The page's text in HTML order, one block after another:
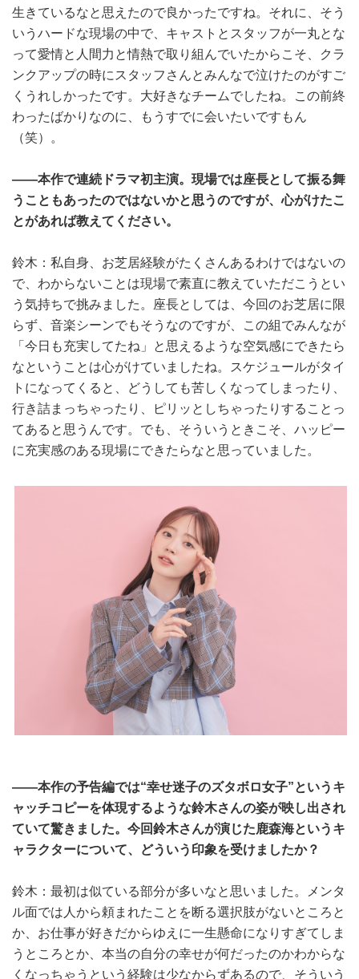
生きているなと思えたので良かったですね。それに、そう
いうハードな現場の中で、キャストとスタッフが一丸とな
って愛情と人間力と情熱で取り組んでいたからこそ、クラ
ンクアップの時にスタッフさんとみんなで泣けたのがすご
くうれしかったです。大好きなチームでしたね。この前終
わったばかりなのに、もうすでに会いたいですもん
（笑）。
――本作で連続ドラマ初主演。現場では座長として振る舞
うこともあったのではないかと思うのですが、心がけたこ
とがあれば教えてください。
鈴木：私自身、お芝居経験がたくさんあるわけではないの
で、わからないことは現場で素直に教えていただこうとい
う気持ちで挑みました。座長としては、今回のお芝居に限
らず、音楽シーンでもそうなのですが、この組でみんなが
「今日も充実してたね」と思えるような空気感にできたら
なということは心がけていましたね。スケジュールがタイ
トになってくると、どうしても苦しくなってしまったり、
行き詰まっちゃったり、ピリッとしちゃったりすることっ
てあると思うんです。でも、そういうときこそ、ハッピー
に充実感のある現場にできたらなと思っていました。
――本作の予告編では“幸せ迷子のズタボロ女子”というキ
ャッチコピーを体現するような鈴木さんの姿が映し出され
ていて驚きました。今回鈴木さんが演じた鹿森海というキ
ャラクターについて、どういう印象を受けましたか？
鈴木：最初は似ている部分が多いなと思いました。メンタ
ル面では人から頼まれたことを断る選択肢がないところと
か、お仕事が好きだからゆえに一生懸命になりすぎてしま
うところとか、本当の自分の幸せが何だったのかわからな
くなっちゃうという経験は少なからずあるので、そういう